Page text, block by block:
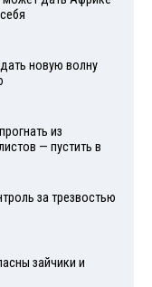
новую волну
из
— пустить в
за трезвостью
зайчики и